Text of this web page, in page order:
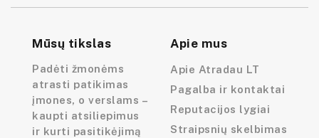
Mūsų tikslas
Padėti žmonėms
atrasti patikimas
įmones, o verslams –
kaupti atsiliepimus
ir kurti pasitikėjimą
Apie mus
Apie Atradau LT
Pagalba ir kontaktai
Reputacijos lygiai
Straipsnių skelbimas